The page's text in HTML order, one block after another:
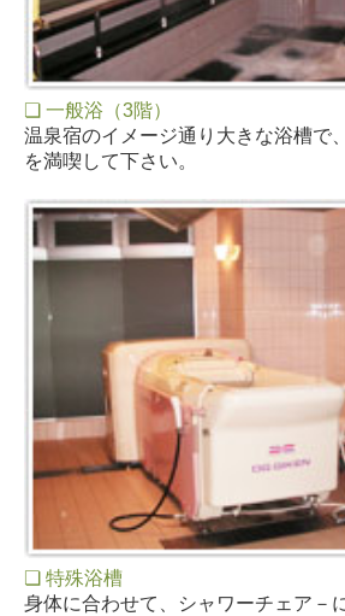
❏ 一般浴（3階）
温泉宿のイメージ通り大きな浴槽で
を満喫して下さい。
❏ 特殊浴槽
身体に合わせて、シャワーチェア－